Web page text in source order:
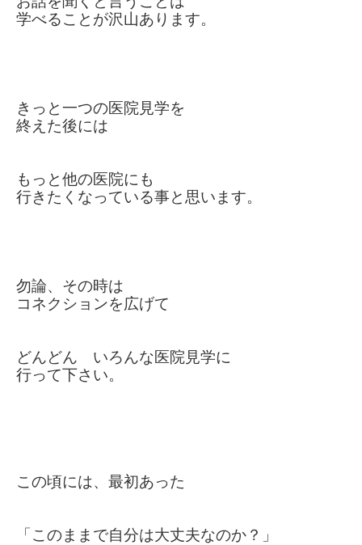
学べることが沢山あります。
きっと一つの医院見学を
終えた後には
もっと他の医院にも
行きたくなっている事と思います。
勿論、その時は
コネクションを広げて
どんどん いろんな医院見学に
行って下さい。
この頃には、最初あった
「このままで自分は大丈夫なのか？」